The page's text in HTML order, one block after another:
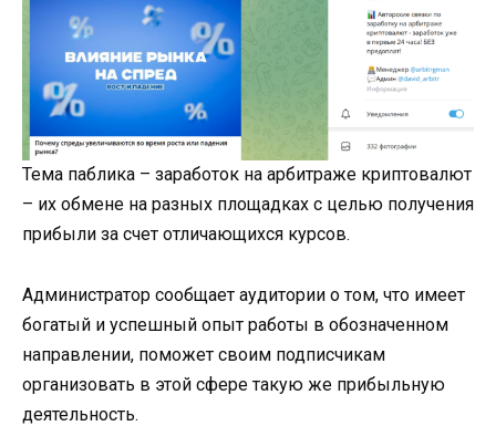
Тема паблика – заработок на арбитраже криптовалют
– их обмене на разных площадках с целью получения
прибыли за счет отличающихся курсов.
Администратор сообщает аудитории о том, что имеет
богатый и успешный опыт работы в обозначенном
направлении, поможет своим подписчикам
организовать в этой сфере такую же прибыльную
деятельность.